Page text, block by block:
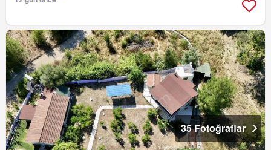
35 Fotoğraflar